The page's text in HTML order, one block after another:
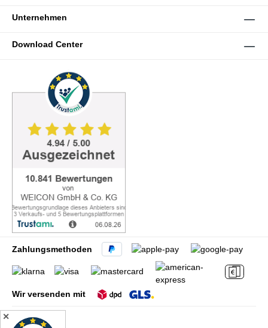
Unternehmen
Download Center
Zahlungsmethoden
Wir versenden mit
✕